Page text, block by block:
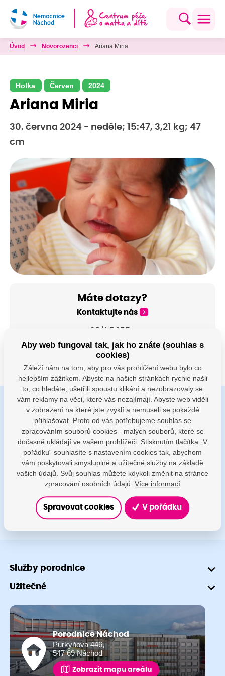
Úvod Novorozenci Ariana Miria
Holka Červen 2024
Ariana Miria
30. června 2024 - neděle; 15:47, 3,21 kg; 47
cm
Máte dotazy?
Kontaktujte nás
SDÍLEJTE:
Buďte s námi v kontaktu
Jsme k dispozici pokud potřebujete pomoci
porodnice@nemocnicenachod.cz
+420 491 601 745
Služby porodnice
Užitečné
Porodnice Náchod
Purkyňova 446,
547 69 Náchod
Zobrazit mapu areálu
Aby web fungoval tak, jak ho znáte (souhlas s
cookies)
Záleží nám na tom, aby pro vás prohlížení webu bylo co
nejlepším zážitkem. Abyste na našich stránkách rychle našli
to, co hledáte, ušetřili spoustu klikání a nezobrazovaly se
vám reklamy na věci, které vás nezajímají. Abyste web viděli
v zobrazení na které jste zvyklí a nemuseli se pokaždé
přihlašovat. Proto od vás potřebujeme souhlas se
zpracováním souborů cookies - malých souborů, které se
dočasně ukládají ve vašem prohlížeči. Stisknutím tlačítka „V
pořádku“ souhlasíte s nastavením cookies tak, abychom
vám poskytovali smysluplné a užitečné služby na základě
vašich údajů. Svůj souhlas můžete kdykoli změnit na stránce
zpracování osobních údajů. Více informací
Spravovat cookies V pořádku